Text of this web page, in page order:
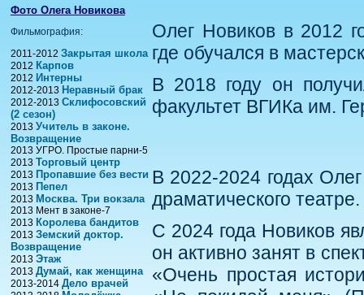
Фото Олега Новикова
Фильмография:
2011-2012 Закрытая школа
2012 Карпов
2012 Интерны
2012-2013 Неравный брак
2012-2013 Склифосовский
(2 сезон)
2013 Учитель в законе.
Возвращение
2013 УГРО. Простые парни-5
2013 Торговый центр
2013 Пропавшие без вести
2013 Пепел
2013 Москва. Три вокзала
2013 Мент в законе-7
2013 Королева бандитов
2013 Земский доктор.
Возвращение
2013 Этаж
2013 Думай, как женщина
2013-2014 Дело врачей
Олег Новиков в 2012
где обучался в
В 2018 году он
факультет ВГИКа им.
В 2022-2024 годах
драматического театре.
С 2024 года Новиков
он активно занят в
«Очень простая